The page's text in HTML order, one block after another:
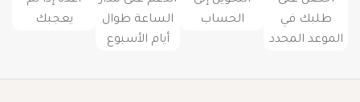
طلبك في
الموعد المحدد
الحساب
الساعة طوال
أيام الأسبوع
يعجبك